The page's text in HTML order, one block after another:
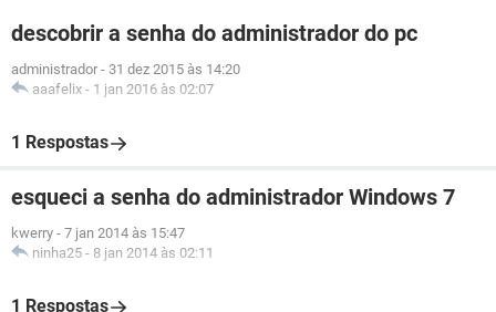
descobrir a senha do administrador do pc
administrador - 31 dez 2015 às 14:20
aaafelix - 1 jan 2016 às 02:07
1 Respostas
esqueci a senha do administrador Windows 7
kwerry - 7 jan 2014 às 15:47
ninha25 - 8 jan 2014 às 02:11
1 Respostas